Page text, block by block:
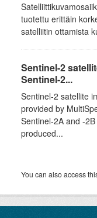
tuotettu erittäin
satelliitin ottamista
Sentinel-2
Sentinel-2...
Sentinel-2 satellite
provided by
Sentinel-2A and -
produced...
You can also access